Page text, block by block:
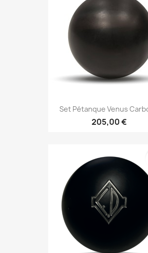
Set Pétanque Venus
205,00 €